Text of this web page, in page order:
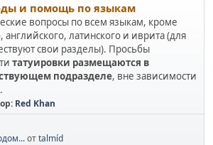
и помощь по языкам
вопросы по всем языкам, кроме
английского, латинского и иврита (для
свои разделы). Просьбы
татуировки размещаются в
подразделе, вне зависимости
Red Khan
отtalmíd